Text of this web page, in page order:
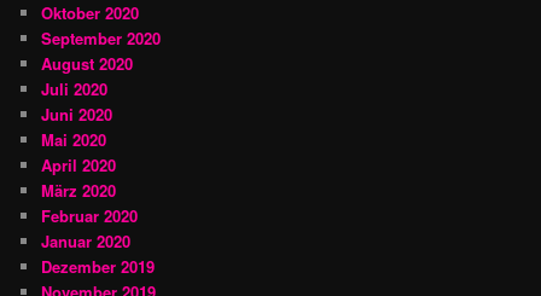
Oktober 2020
September 2020
August 2020
Juli 2020
Juni 2020
Mai 2020
April 2020
März 2020
Februar 2020
Januar 2020
Dezember 2019